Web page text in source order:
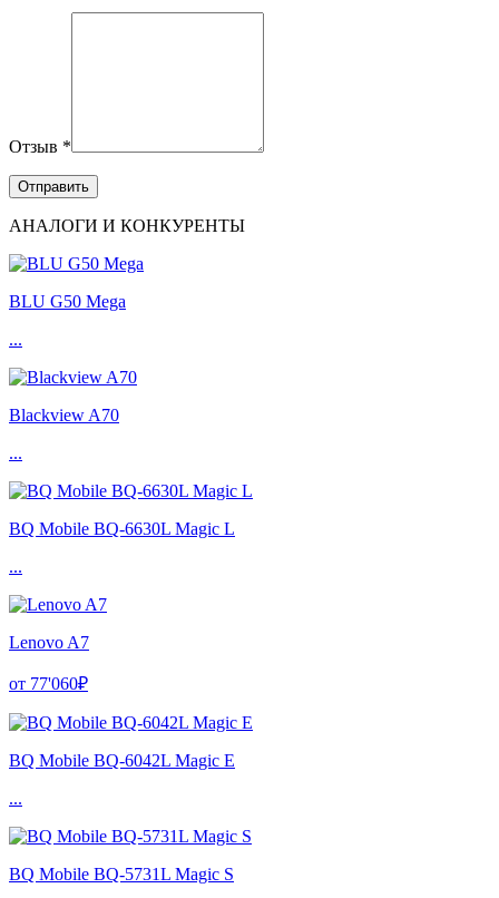
Отзыв *
АНАЛОГИ И КОНКУРЕНТЫ
BLU G50 Mega
...
Blackview A70
...
BQ Mobile BQ-6630L Magic L
...
Lenovo A7
от 77'060₽
BQ Mobile BQ-6042L Magic E
...
BQ Mobile BQ-5731L Magic S